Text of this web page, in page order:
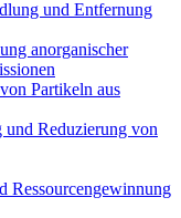
und Entfernung
anorganischer
Partikeln aus
und Reduzierung von
Ressourcengewinnung